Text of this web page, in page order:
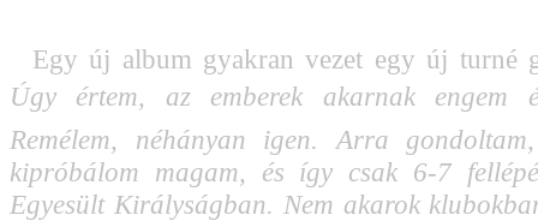
Egy új album gyakran vezet egy új turné
Úgy értem, az emberek akarnak engem
Remélem, néhányan igen. Arra
kipróbálom magam, és így csak 6-7
Egyesült Királyságban. Nem akarok